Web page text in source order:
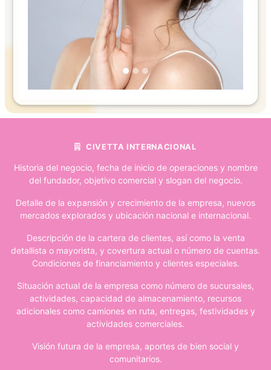
CIVETTA INTERNACIONAL
Historia del negocio, fecha de inicio de operaciones y nombre
del fundador, objetivo comercial y slogan del negocio.
Detalle de la expansión y crecimiento de la empresa, nuevos
mercados explorados y ubicación nacional e internacional.
Descripción de la cartera de clientes, así como la venta
detallista o mayorista, y covertura actual o número de cuentas.
Condiciones de financiamiento y clientes especiales.
Situación actual de la empresa como número de sucursales,
actividades, capacidad de almacenamiento, recursos
adicionales como camiones en ruta, entregas, festividades y
actividades comerciales.
Visión futura de la empresa, aportes de bien social y
comunitarios.